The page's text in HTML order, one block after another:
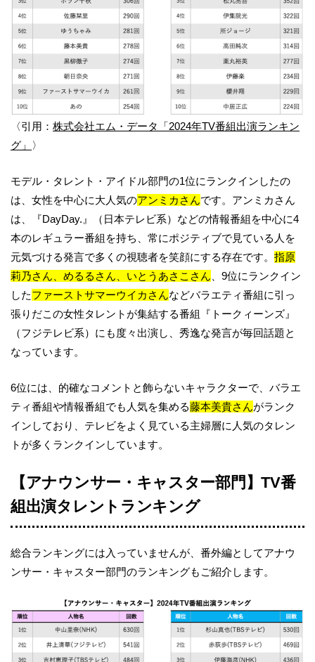
〈引用： 株式会社エム・データ「2024年TV番組出演ランキン
グ」
〉
モデル・タレント・アイドル部門の1位にランクインしたの
は、女性を中心に大人気のアンミカさんです。アンミカさん
は、『DayDay.』（日本テレビ系）などの情報番組を中心に4
本のレギュラー番組を持ち、常にポジティブで見ている人を
元気づける発言で多くの視聴者を笑顔にする存在です。 指原
莉乃さん、めるるさん、いとうあさこさん 、9位にランクイン
したファーストサマーウイカさんなどバラエティ番組に引っ
張りだこの女性タレントが集結する番組『トークィーンズ』
（フジテレビ系）にも度々出演し、秀逸な発言が毎回話題と
なっています。
6位には、的確なコメントと飾らないキャラクターで、バラエ
ティ番組や情報番組でも人気を集める藤本美貴さんがランク
インしており、テレビをよく見ている主婦層に人気のタレン
トが多くランクインしています。
【アナウンサー・キャスター部門】TV番
組出演タレントランキング
総合ランキングには入っていませんが、番外編としてアナウ
ンサー・キャスター部門のランキングもご紹介します。